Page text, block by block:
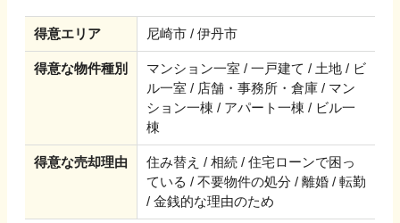
得意エリア 尼崎市 / 伊丹市
得意な物件種別
マンション一室 / 一戸建て / 土地 / ビ
ル一室 / 店舗・事務所・倉庫 / マン
ション一棟 / アパート一棟 / ビル一
棟
得意な売却理由
住み替え / 相続 / 住宅ローンで困っ
ている / 不要物件の処分 / 離婚 / 転勤
/ 金銭的な理由のため